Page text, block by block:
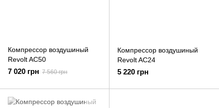
Компрессор воздушиный
Revolt AC50
7 020 грн 7 560 грн
Компрессор воздушиный
Revolt AC24
5 220 грн